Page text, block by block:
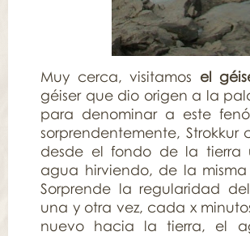
Muy cerca, visitamos el
géiser que dio origen a la
para denominar a este
sorprendentemente,
desde el fondo de la tierra
agua hirviendo, de la
Sorprende la regularidad
una y otra vez, cada x
nuevo hacia la tierra, el